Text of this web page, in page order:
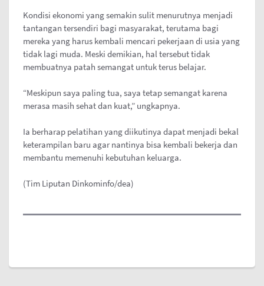
Kondisi ekonomi yang semakin sulit menurutnya menjadi
tantangan tersendiri bagi masyarakat, terutama bagi
mereka yang harus kembali mencari pekerjaan di usia yang
tidak lagi muda. Meski demikian, hal tersebut tidak
membuatnya patah semangat untuk terus belajar.
“Meskipun saya paling tua, saya tetap semangat karena
merasa masih sehat dan kuat,” ungkapnya.
Ia berharap pelatihan yang diikutinya dapat menjadi bekal
keterampilan baru agar nantinya bisa kembali bekerja dan
membantu memenuhi kebutuhan keluarga.
(Tim Liputan Dinkominfo/dea)